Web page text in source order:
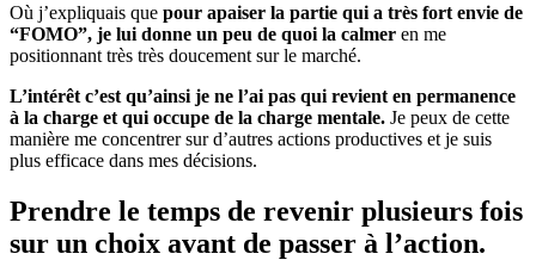
Où j’expliquais que pour apaiser la partie qui a très fort envie de
“FOMO”, je lui donne un peu de quoi la calmer en me
positionnant très très doucement sur le marché.
L’intérêt c’est qu’ainsi je ne l’ai pas qui revient en permanence
à la charge et qui occupe de la charge mentale. Je peux de cette
manière me concentrer sur d’autres actions productives et je suis
plus efficace dans mes décisions.
Prendre le temps de revenir plusieurs fois
sur un choix avant de passer à l’action.